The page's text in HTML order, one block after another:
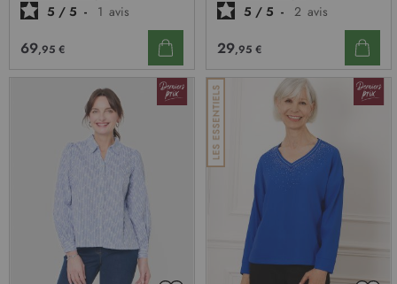
5 / 5 - 1 avis
69,95 €
5 / 5 - 2 avis
29,95 €